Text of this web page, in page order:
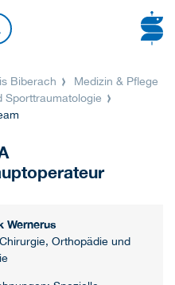
Biberach
Medizin & Pflege
Sporttraumatologie
Wernerus
Orthopädie und